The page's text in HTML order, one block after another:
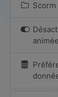
animée